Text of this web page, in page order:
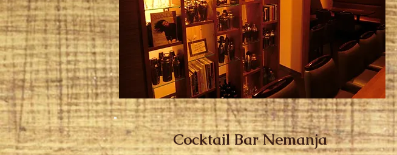
Cocktail Bar Nemanja